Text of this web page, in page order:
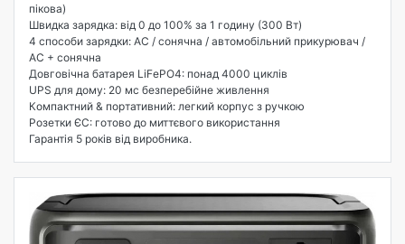
пікова)
Швидка зарядка: від 0 до 100% за 1 годину (300 Вт)
4 способи зарядки: AC / сонячна / автомобільний прикурювач /
AC + сонячна
Довговічна батарея LiFePO4: понад 4000 циклів
UPS для дому: 20 мс безперебійне живлення
Компактний & портативний: легкий корпус з ручкою
Розетки ЄС: готово до миттєвого використання
Гарантія 5 років від виробника.